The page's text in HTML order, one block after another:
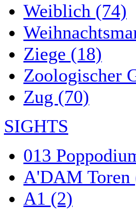
Weiblich (74)
Ziege (18)
Zoologischer
Zug (70)
SIGHTS
013
A'DAM Toren
A1 (2)